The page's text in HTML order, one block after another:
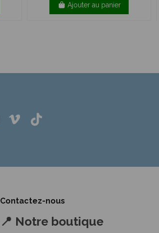
Ajouter au panier
Contactez-nous
📍 Notre boutique